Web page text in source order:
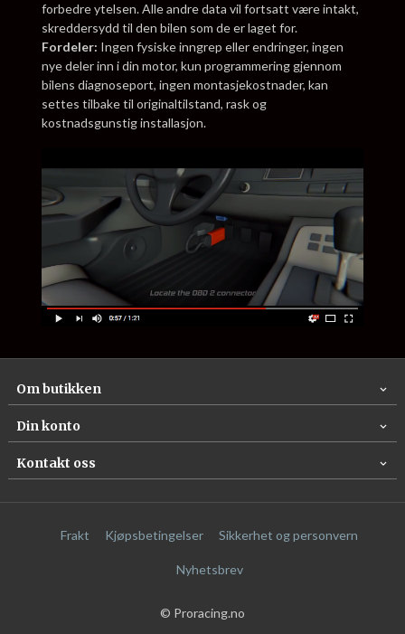
forbedre ytelsen. Alle andre data vil fortsatt være intakt,
skreddersydd til den bilen som de er laget for.
Fordeler: Ingen fysiske inngrep eller endringer, ingen
nye deler inn i din motor, kun programmering gjennom
bilens diagnoseport, ingen montasjekostnader, kan
settes tilbake til originaltilstand, rask og
kostnadsgunstig installasjon.
Om butikken
Din konto
Kontakt oss
Frakt Kjøpsbetingelser Sikkerhet og personvern
Nyhetsbrev
© Proracing.no